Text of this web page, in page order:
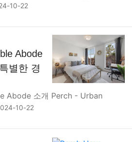
10-22
Abode
별한 경
Abode 소개 Perch - Urban
10-22